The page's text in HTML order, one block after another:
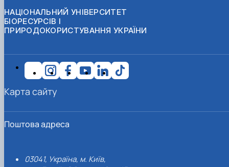
НАЦІОНАЛЬНИЙ УНІВЕРСИТЕТ
БІОРЕСУРСІВ І
ПРИРОДОКОРИСТУВАННЯ УКРАЇНИ
Поштова адреса
03041, Україна, м. Київ,
Карта сайту